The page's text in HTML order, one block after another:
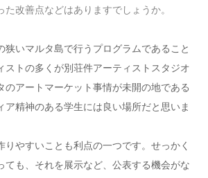
改善点などはありますでしょうか。
狭いマルタ島で行うプログラムであること
ストの多くが別荘件アーティストスタジオ
のアートマーケット事情が未開の地である
ア精神のある学生には良い場所だと思いま
りやすいことも利点の一つです。せっかく
ても、それを展示など、公表する機会がな